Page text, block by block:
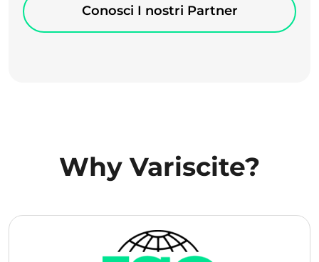
Conosci I nostri Partner
Why Variscite?